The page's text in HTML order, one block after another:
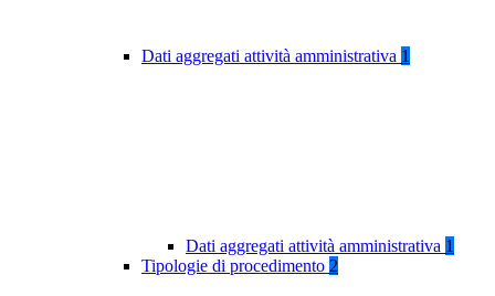
Dati aggregati attività amministrativa 1
Dati aggregati attività amministrativa 1
Tipologie di procedimento 2